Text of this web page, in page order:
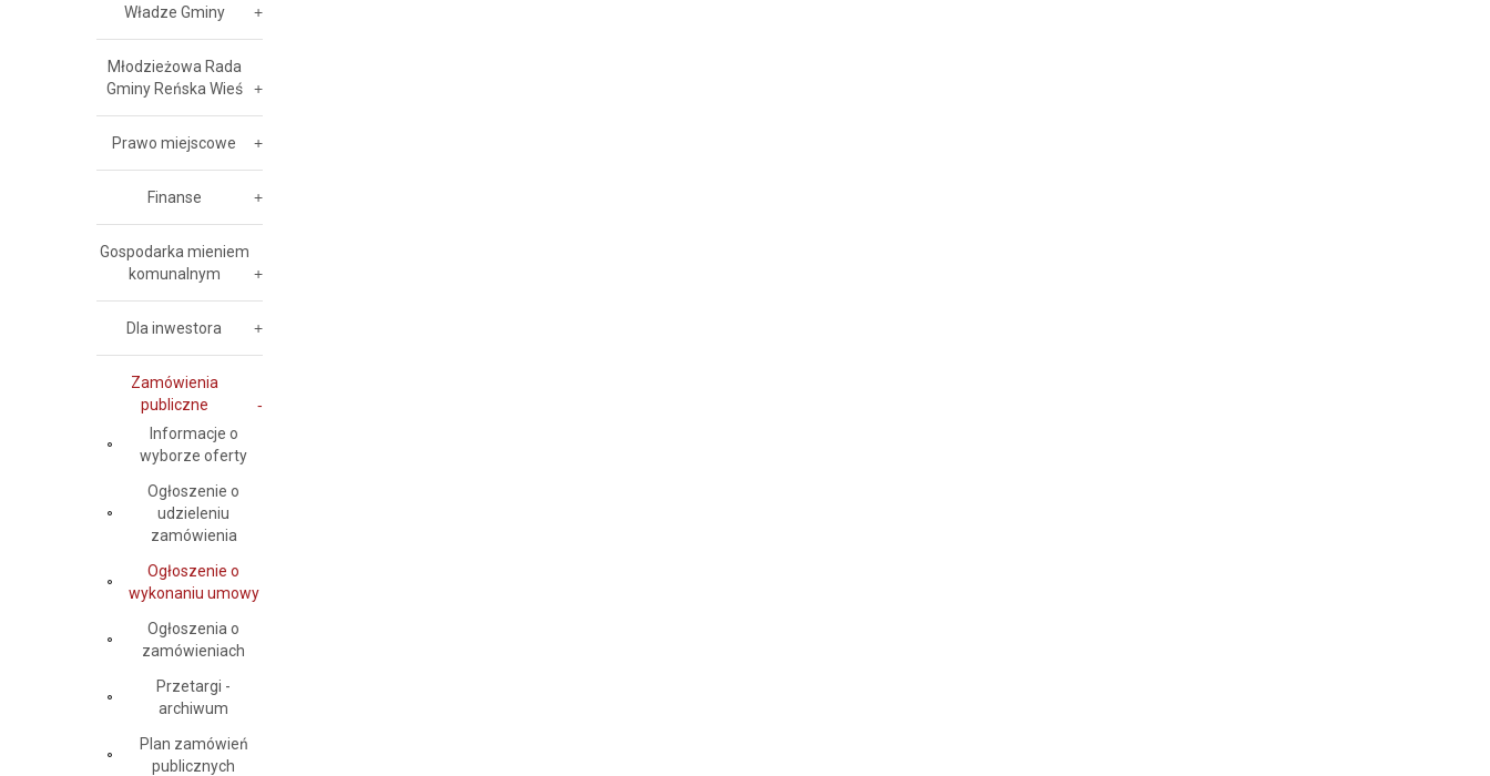
Władze Gminy
Młodzieżowa Rada
Gminy Reńska Wieś
Prawo miejscowe
Finanse
Gospodarka mieniem
komunalnym
Dla inwestora
Zamówienia
publiczne
Informacje o
wyborze oferty
Ogłoszenie o
udzieleniu
zamówienia
Ogłoszenie o
wykonaniu umowy
Ogłoszenia o
zamówieniach
Przetargi -
archiwum
Plan zamówień
publicznych